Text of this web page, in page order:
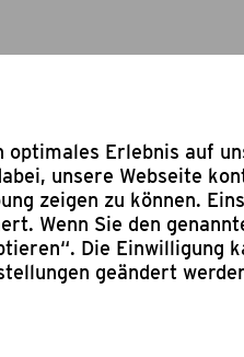
Bewertung schreiben
optimales Erlebnis auf
unsere Webseite
zeigen zu können.
Wenn Sie den
Die Einwilligung
geändert